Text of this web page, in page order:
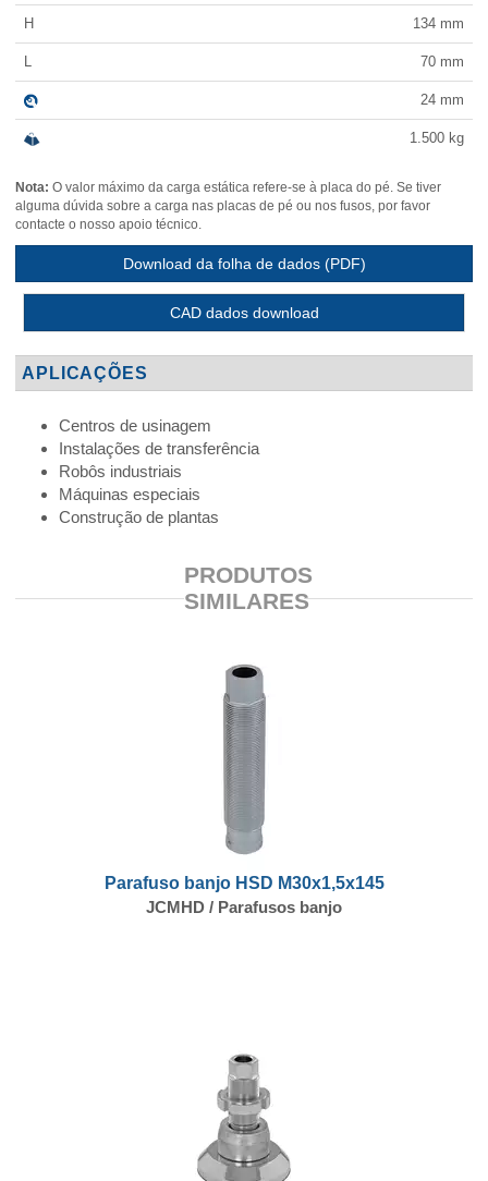
H 134 mm
L 70 mm
24 mm
1.500 kg
Nota: O valor máximo da carga estática refere-se à placa do pé. Se tiver
alguma dúvida sobre a carga nas placas de pé ou nos fusos, por favor
contacte o nosso apoio técnico.
Download da folha de dados (PDF)
CAD dados download
APLICAÇÕES
Centros de usinagem
Instalações de transferência
Robôs industriais
Máquinas especiais
Construção de plantas
PRODUTOS
SIMILARES
Parafuso banjo HSD M30x1,5x145
JCMHD / Parafusos banjo